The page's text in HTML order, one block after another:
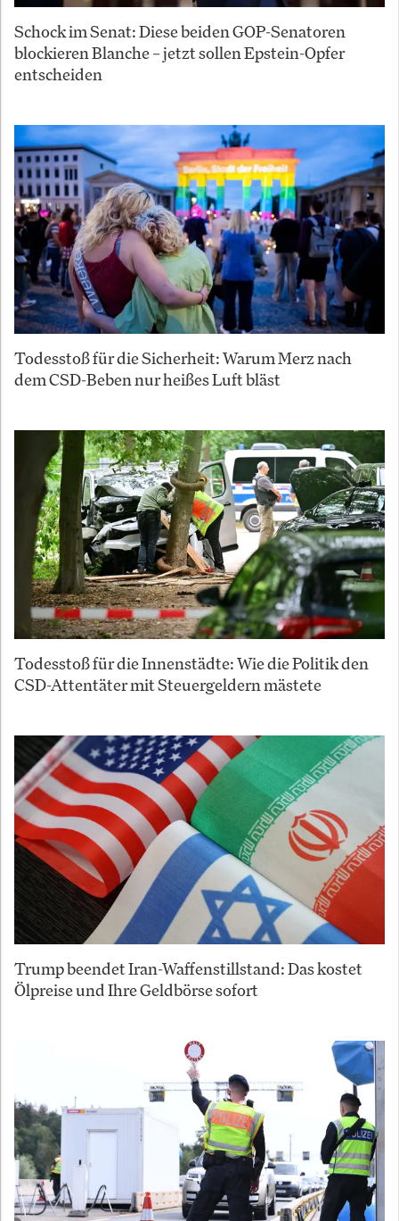
Schock im Senat: Diese beiden GOP-Senatoren
blockieren Blanche – jetzt sollen Epstein-Opfer
entscheiden
Todesstoß für die Sicherheit: Warum Merz nach
dem CSD-Beben nur heißes Luft bläst
Todesstoß für die Innenstädte: Wie die Politik den
CSD-Attentäter mit Steuergeldern mästete
Trump beendet Iran-Waffenstillstand: Das kostet
Ölpreise und Ihre Geldbörse sofort